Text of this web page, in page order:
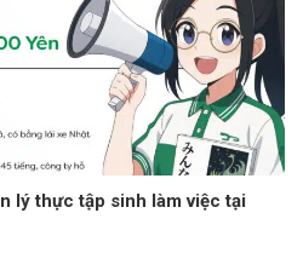
lý thực tập sinh làm việc tại